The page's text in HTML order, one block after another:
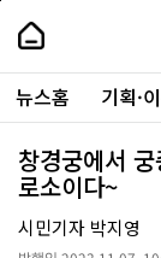
본
로
가
내
손
안
에
서
울
-
서
울
시
대
주
요
서
뉴스홈 기획·
창경궁에서
로소이다~
시민기자 박지영
페
상
단
로